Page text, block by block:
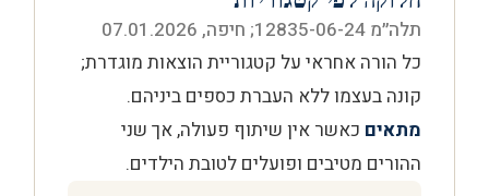
תלה״מ 12835-06-24; חיפה, 07.01.2026
כל הורה אחראי על קטגוריית הוצאות מוגדרת;
קונה בעצמו ללא העברת כספים ביניהם.
מתאים כאשר אין שיתוף פעולה, אך שני
ההורים מטיבים ופועלים לטובת הילדים.